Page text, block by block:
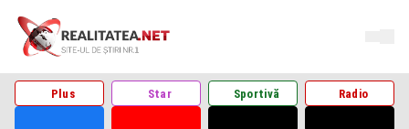
Plus Star Sportivă Radio